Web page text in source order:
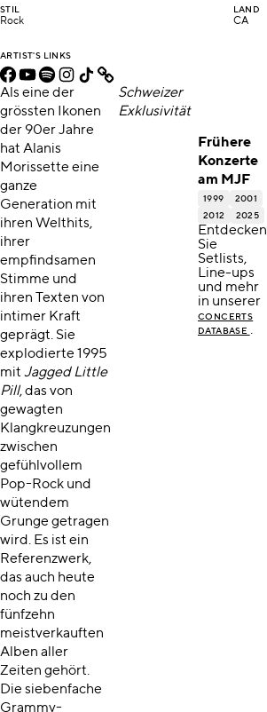
STIL
Rock
LAND
CA
ARTIST'S LINKS
Als eine der
grössten Ikonen
der 90er Jahre
hat Alanis
Morissette eine
ganze
Generation mit
ihren Welthits,
ihrer
empfindsamen
Stimme und
ihren Texten von
intimer Kraft
geprägt. Sie
explodierte 1995
mit Jagged Little
Pill, das von
gewagten
Klangkreuzungen
zwischen
gefühlvollem
Pop-Rock und
wütendem
Grunge getragen
wird. Es ist ein
Referenzwerk,
das auch heute
noch zu den
fünfzehn
meistverkauften
Alben aller
Zeiten gehört.
Die siebenfache
Grammy-
Schweizer
Exklusivität
Frühere
Konzerte
am MJF
1999
2001
2012
2025
Entdecken
Sie
Setlists,
Line-ups
und mehr
in unserer
CONCERTS
DATABASE .